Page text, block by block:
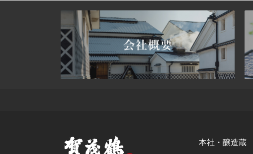
1月
1月
3月
1月
本社・醸造蔵